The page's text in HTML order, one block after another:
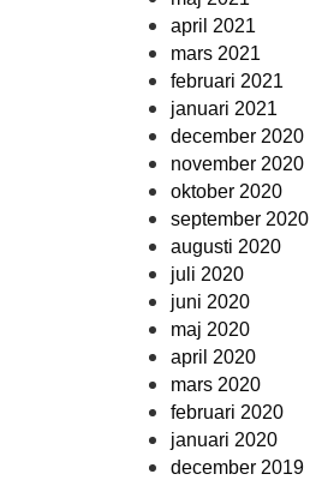
april 2021
mars 2021
februari 2021
januari 2021
december 2020
november 2020
oktober 2020
september 2020
augusti 2020
juli 2020
juni 2020
maj 2020
april 2020
mars 2020
februari 2020
januari 2020
december 2019